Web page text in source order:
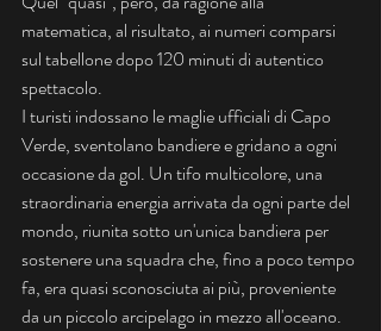
matematica, al risultato, ai numeri comparsi
sul tabellone dopo 120 minuti di autentico
spettacolo.
I turisti indossano le maglie ufficiali di Capo
Verde, sventolano bandiere e gridano a ogni
occasione da gol. Un tifo multicolore, una
straordinaria energia arrivata da ogni parte del
mondo, riunita sotto un'unica bandiera per
sostenere una squadra che, fino a poco tempo
fa, era quasi sconosciuta ai più, proveniente
da un piccolo arcipelago in mezzo all'oceano.